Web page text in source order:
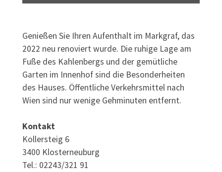
Genießen Sie Ihren Aufenthalt im Markgraf, das
2022 neu renoviert wurde. Die ruhige Lage am
Fuße des Kahlenbergs und der gemütliche
Garten im Innenhof sind die Besonderheiten
des Hauses. Öffentliche Verkehrsmittel nach
Wien sind nur wenige Gehminuten entfernt.
Kontakt
Kollersteig 6
3400 Klosterneuburg
Tel.: 02243/321 91